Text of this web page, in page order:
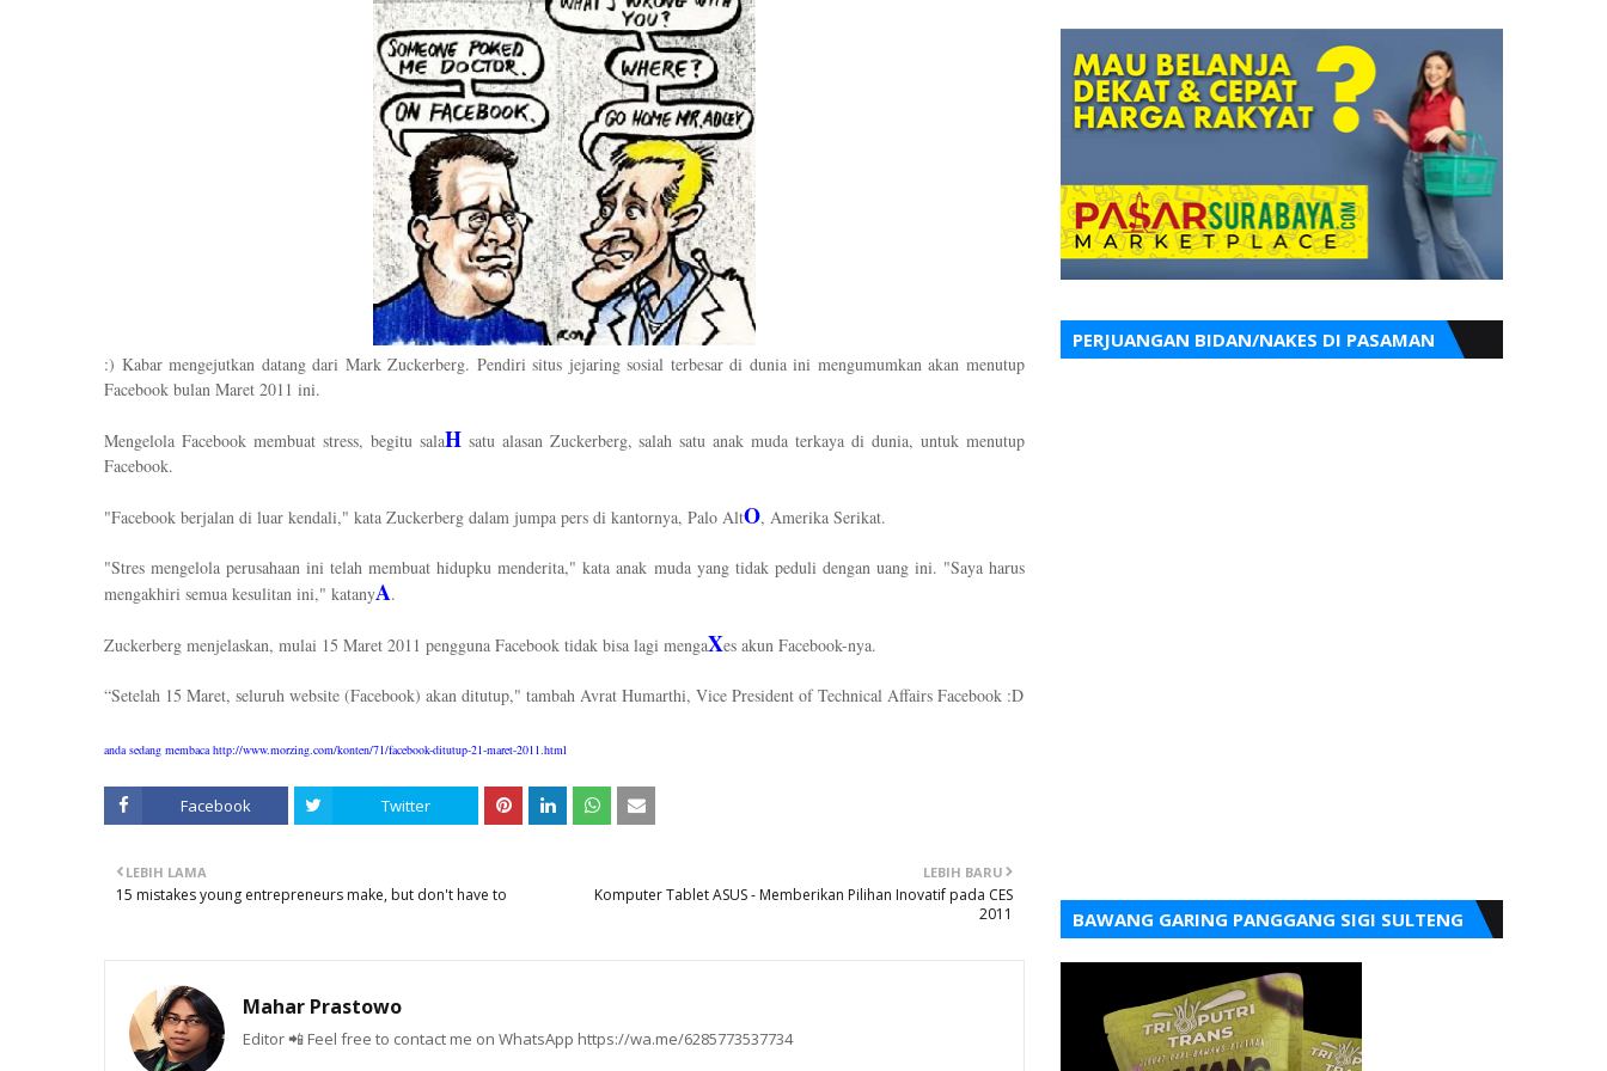
:) Kabar mengejutkan datang dari Mark Zuckerberg. Pendiri situs jejaring sosial terbesar di dunia ini mengumumkan akan menutup
Facebook bulan Maret 2011 ini.
Mengelola Facebook membuat stress, begitu salaHsatu alasan Zuckerberg, salah satu anak muda terkaya di dunia, untuk menutup
Facebook.
"Facebook berjalan di luar kendali," kata Zuckerberg dalam jumpa pers di kantornya, Palo AltO, Amerika Serikat.
"Stres mengelola perusahaan ini telah membuat hidupku menderita," kata anak muda yang tidak peduli dengan uang ini. "Saya harus
mengakhiri semua kesulitan ini," katanyA.
Zuckerberg menjelaskan, mulai 15 Maret 2011 pengguna Facebook tidak bisa lagi mengaXes akun Facebook-nya.
“Setelah 15 Maret, seluruh website (Facebook) akan ditutup," tambah Avrat Humarthi, Vice President of Technical Affairs Facebook :D
anda sedang membaca http://www.morzing.com/konten/71/facebook-ditutup-21-maret-2011.html
Facebook Twitter
LEBIH BARU
Komputer Tablet ASUS - Memberikan Pilihan Inovatif pada CES
2011
LEBIH LAMA
15 mistakes young entrepreneurs make, but don't have to
Mahar Prastowo
Editor 📲 Feel free to contact me on WhatsApp https://wa.me/6285773537734
PERJUANGAN BIDAN/NAKES DI PASAMAN
BAWANG GARING PANGGANG SIGI SULTENG